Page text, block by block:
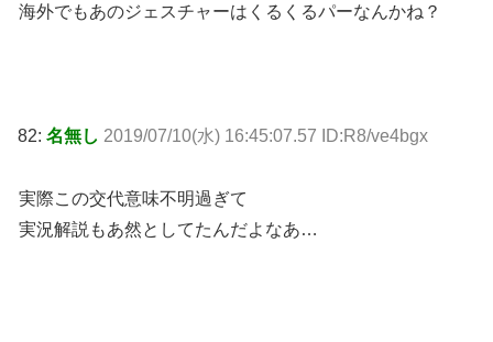
海外でもあのジェスチャーはくるくるパーなんかね？
82: 名無し 2019/07/10(水) 16:45:07.57 ID:R8/ve4bgx
実際この交代意味不明過ぎて
実況解説もあ然としてたんだよなあ…